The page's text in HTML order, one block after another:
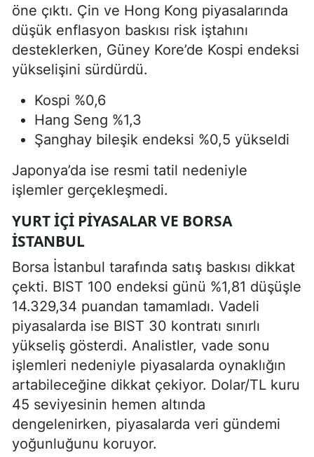
öne çıktı. Çin ve Hong Kong piyasalarında
düşük enflasyon baskısı risk iştahını
desteklerken, Güney Kore’de Kospi endeksi
yükselişini sürdürdü.
Kospi %0,6
Hang Seng %1,3
Şanghay bileşik endeksi %0,5 yükseldi
Japonya’da ise resmi tatil nedeniyle
işlemler gerçekleşmedi.
YURT İÇI PIYASALAR VE BORSA
İSTANBUL
Borsa İstanbul tarafında satış baskısı dikkat
çekti. BIST 100 endeksi günü %1,81 düşüşle
14.329,34 puandan tamamladı. Vadeli
piyasalarda ise BIST 30 kontratı sınırlı
yükseliş gösterdi. Analistler, vade sonu
işlemleri nedeniyle piyasalarda oynaklığın
artabileceğine dikkat çekiyor. Dolar/TL kuru
45 seviyesinin hemen altında
dengelenirken, piyasalarda veri gündemi
yoğunluğunu koruyor.